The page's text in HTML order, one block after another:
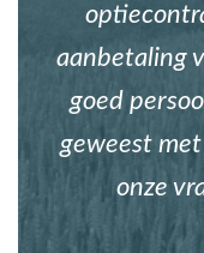
aanbetaling
goed
geweest
onze